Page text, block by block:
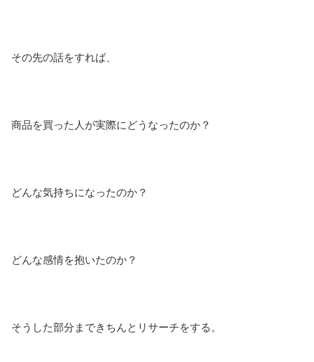
その先の話をすれば、
商品を買った人が実際にどうなったのか？
どんな気持ちになったのか？
どんな感情を抱いたのか？
そうした部分まできちんとリサーチをする。